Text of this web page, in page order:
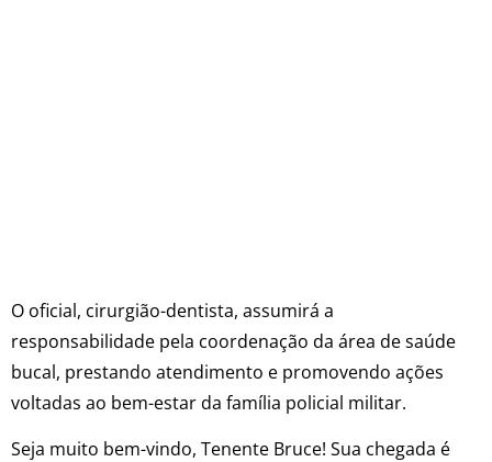
O oficial, cirurgião-dentista, assumirá a
responsabilidade pela coordenação da área de saúde
bucal, prestando atendimento e promovendo ações
voltadas ao bem-estar da família policial militar.
Seja muito bem-vindo, Tenente Bruce! Sua chegada é